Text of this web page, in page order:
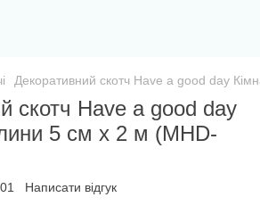
Декоративний скотч Have a good day
скотч Have a good day
5 см x 2 м (MHD-
Написати відгук